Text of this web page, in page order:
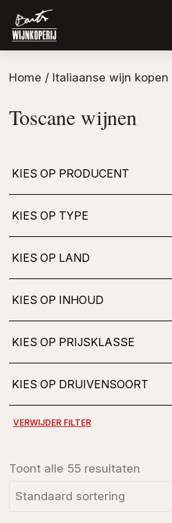
Home / Italiaanse wijn kopen
Toscane wijnen
Kies
Toont alle 55 resultaten